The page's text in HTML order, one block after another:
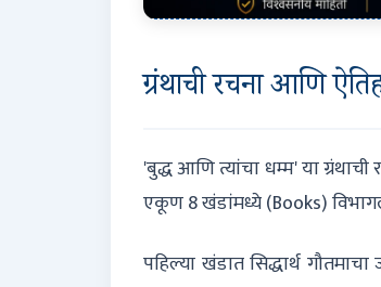
ग्रंथाची रचना आणि
'बुद्ध आणि त्यांचा धम्म' या
एकूण 8 खंडांमध्ये (Books)
पहिल्या खंडात सिद्धार्थ